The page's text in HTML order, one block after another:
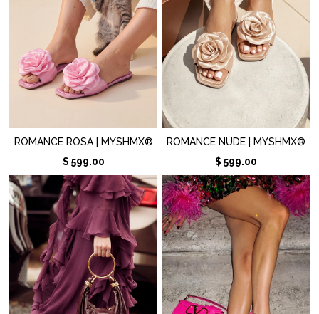
ROMANCE ROSA | MYSHMX®
$ 599.00
ROMANCE NUDE | MYSHMX®
$ 599.00